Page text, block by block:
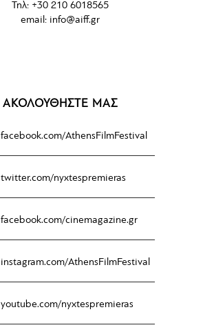
Τηλ: +30 210 6018565
email: info@aiff.gr
ΑΚΟΛΟΥΘΗΣΤΕ ΜΑΣ
facebook.com/AthensFilmFestival
twitter.com/nyxtespremieras
facebook.com/cinemagazine.gr
instagram.com/AthensFilmFestival
youtube.com/nyxtespremieras